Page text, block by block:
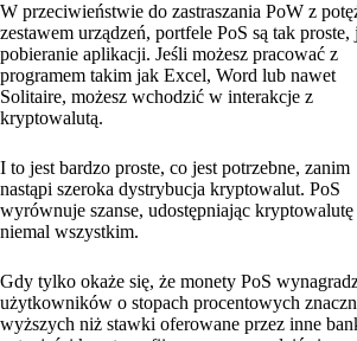
W przeciwieństwie do zastraszania PoW z
zestawem urządzeń, portfele PoS są tak proste,
pobieranie aplikacji. Jeśli możesz pracować z
programem takim jak Excel, Word lub nawet
Solitaire, możesz wchodzić w interakcje z
kryptowalutą.
I to jest bardzo proste, co jest potrzebne, zanim
nastąpi szeroka dystrybucja kryptowalut. PoS
wyrównuje szanse, udostępniając kryptowalutę
niemal wszystkim.
Gdy tylko okaże się, że monety PoS
użytkowników o stopach procentowych
wyższych niż stawki oferowane przez inne